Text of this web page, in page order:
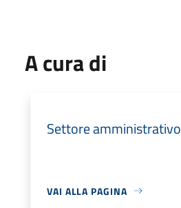
A cura di
Settore amministrativo
VAI ALLA PAGINA